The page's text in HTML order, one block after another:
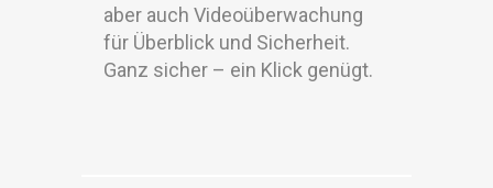
aber auch Videoüberwachung
für Überblick und Sicherheit.
Ganz sicher – ein Klick genügt.